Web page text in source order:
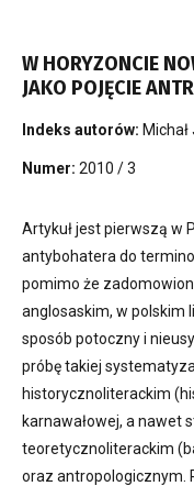
W HORYZONCIE
JAKO POJĘCIE
Indeks autorów:
Numer: 2010 / 3
Artykuł jest pierwszą w
antybohatera do
pomimo że
anglosaskim, w
sposób potoczny i
próbę takiej
historycznoliterackim
karnawałowej, a nawet
teoretycznoliterackim
oraz antropologicznym.